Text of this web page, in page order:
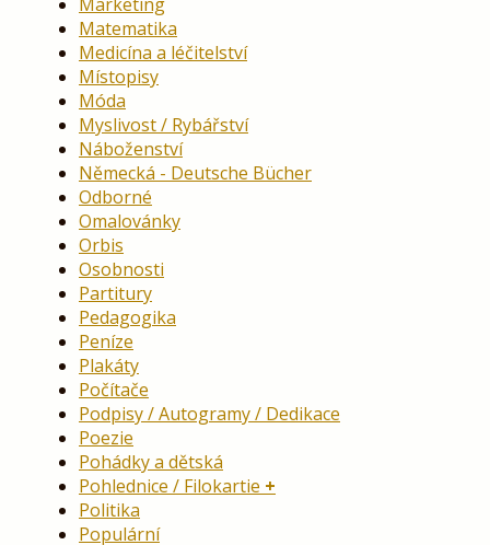
Matematika
Medicína a léčitelství
Místopisy
Móda
Myslivost / Rybářství
Náboženství
Německá - Deutsche Bücher
Odborné
Omalovánky
Orbis
Osobnosti
Partitury
Pedagogika
Peníze
Plakáty
Počítače
Podpisy / Autogramy / Dedikace
Poezie
Pohádky a dětská
Pohlednice / Filokartie
Politika
Populární